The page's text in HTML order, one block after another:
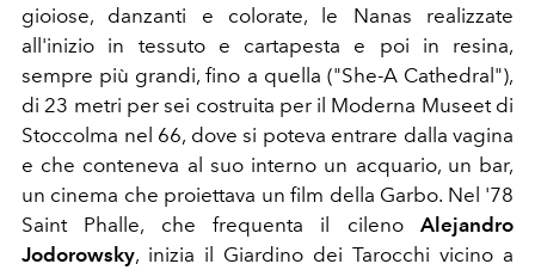
gioiose, danzanti e colorate, le Nanas realizzate
all'inizio in tessuto e cartapesta e poi in resina,
sempre più grandi, fino a quella ("She-A Cathedral"),
di 23 metri per sei costruita per il Moderna Museet di
Stoccolma nel 66, dove si poteva entrare dalla vagina
e che conteneva al suo interno un acquario, un bar,
un cinema che proiettava un film della Garbo. Nel '78
Saint Phalle, che frequenta il cileno Alejandro
Jodorowsky, inizia il Giardino dei Tarocchi vicino a